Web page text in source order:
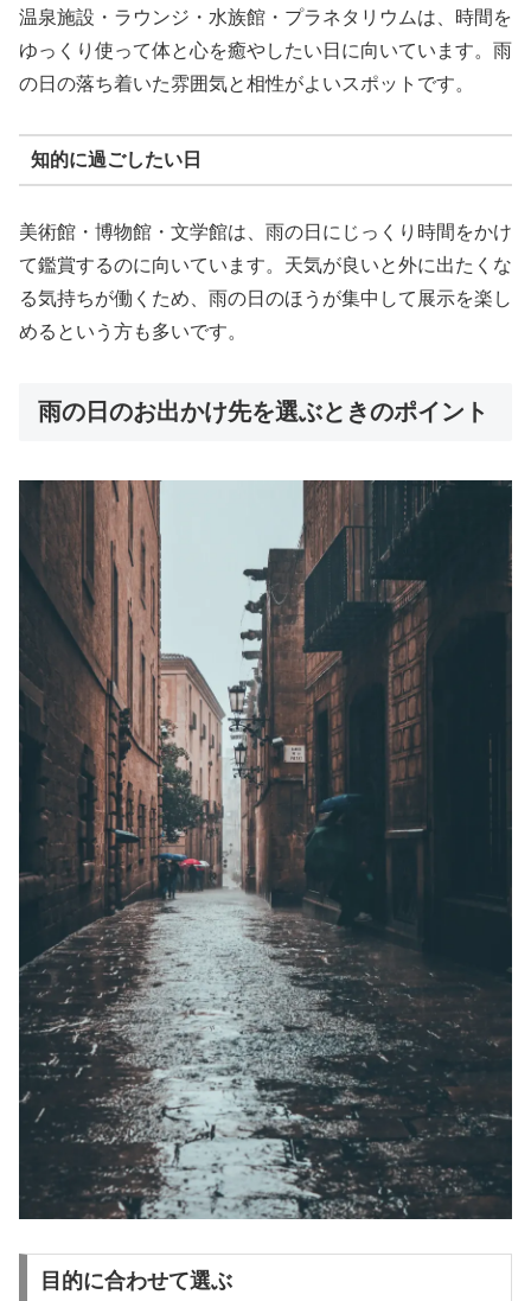
温泉施設・ラウンジ・水族館・プラネタリウムは、時間を
ゆっくり使って体と心を癒やしたい日に向いています。雨
の日の落ち着いた雰囲気と相性がよいスポットです。
知的に過ごしたい日
美術館・博物館・文学館は、雨の日にじっくり時間をかけ
て鑑賞するのに向いています。天気が良いと外に出たくな
る気持ちが働くため、雨の日のほうが集中して展示を楽し
めるという方も多いです。
雨の日のお出かけ先を選ぶときのポイント
目的に合わせて選ぶ